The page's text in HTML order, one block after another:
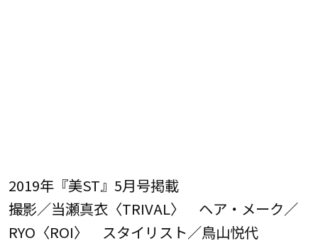
2019年『美ST』5月号掲載
撮影／当瀬真衣〈TRIVAL〉 ヘア・メーク／
RYO〈ROI〉 スタイリスト／鳥山悦代